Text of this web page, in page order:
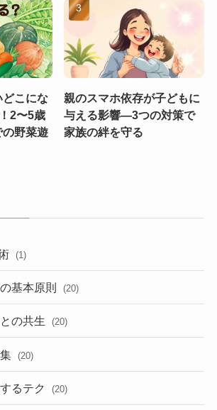
どこにな
2〜5歳
の野菜遊
親のスマホ依存が子どもに
与える影響—3つの対策で
家族の絆を守る
(1)
基本原則 (20)
の共生 (20)
(20)
るテク (20)